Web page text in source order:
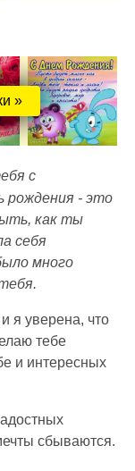
»
с
рождения - это
как ты
себя
много
я уверена, что
тебе
и интересных
сбываются.